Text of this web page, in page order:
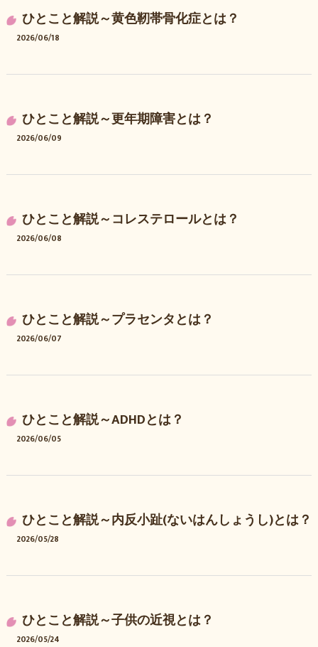
ひとこと解説～黄色靭帯骨化症とは？
2026/06/18
ひとこと解説～更年期障害とは？
2026/06/09
ひとこと解説～コレステロールとは？
2026/06/08
ひとこと解説～プラセンタとは？
2026/06/07
ひとこと解説～ADHDとは？
2026/06/05
ひとこと解説～内反小趾(ないはんしょうし)とは？
2026/05/28
ひとこと解説～子供の近視とは？
2026/05/24